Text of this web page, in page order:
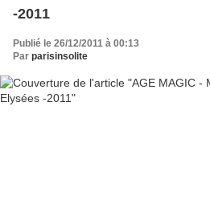
-2011
Publié le 26/12/2011 à 00:13
Par parisinsolite